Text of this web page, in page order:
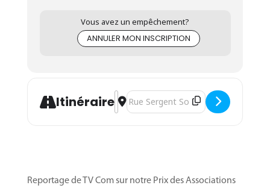
Vous avez un empêchement?
ANNULER MON INSCRIPTION
ItinéraireAddress - Séance d'informations -
Destination Address - Séance
Reportage de TV Com sur notre Prix des Associations